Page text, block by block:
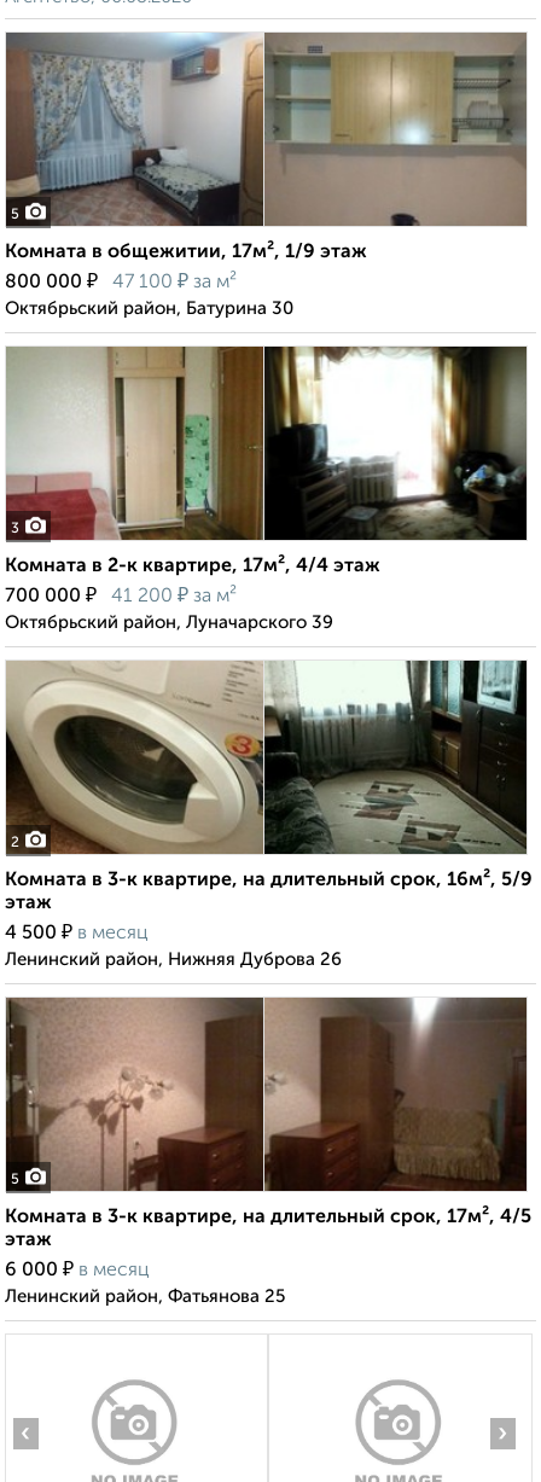
5
Комната в общежитии, 17м², 1/9 этаж
800 000 ₽ 47 100 ₽ за м²
Октябрьский район, Батурина 30
3
Комната в 2-к квартире, 17м², 4/4 этаж
700 000 ₽ 41 200 ₽ за м²
Октябрьский район, Луначарского 39
2
Комната в 3-к квартире, на длительный срок, 16м², 5/9
этаж
4 500 ₽ в месяц
Ленинский район, Нижняя Дуброва 26
5
Комната в 3-к квартире, на длительный срок, 17м², 4/5
этаж
6 000 ₽ в месяц
Ленинский район, Фатьянова 25
‹ ›